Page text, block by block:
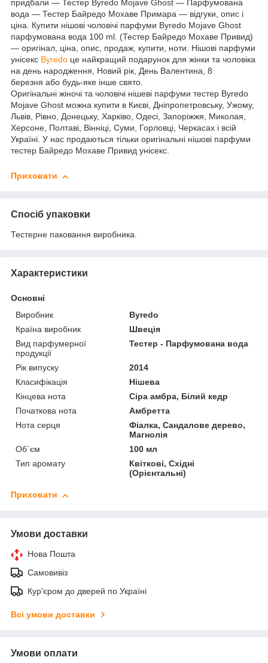
придбали — Тестер Byredo Mojave Ghost ― Парфумована
вода — Тестер Байредо Мохаве Примара — відгуки, опис і
ціна. Купити нішові чоловічі парфуми Byredo Mojave Ghost
парфумована вода 100 ml. (Тестер Байредо Мохаве Привид)
— оригінал, ціна, опис, продаж, купити, ноти. Нішові парфуми
унісекс Byredo це найкращий подарунок для жінки та чоловіка
на день народження, Новий рік, День Валентина, 8
березня або будь-яке інше свято.
Оригінальні жіночі та чоловічі нішеві парфуми тестер Byredo
Mojave Ghost можна купити в Києві, Дніпропетровську, Ужому,
Львів, Рівно, Донецьку, Харківо, Одесі, Запоріжжя, Миколая,
Херсоне, Полтаві, Вінніці, Суми, Горловці, Черкасах і всій
Україні. У нас продаються тільки оригінальні нішові парфуми
тестер Байредо Мохаве Привид унісекс.
Приховати
Спосіб упаковки
Тестерне паковання виробника.
Характеристики
Основні
Виробник
Byredo
Країна виробник
Швеція
Вид парфумерної
продукції
Тестер - Парфумована вода
Рік випуску
2014
Класифікація
Нішева
Кінцева нота
Сіра амбра, Білий кедр
Початкова нота
Амбретта
Нота серця
Фіалка, Сандалове дерево,
Магнолія
Об`єм
100 мл
Тип аромату
Квіткові, Східні
(Орієнтальні)
Приховати
Умови доставки
Нова Пошта
Самовивіз
Кур'єром до дверей по Україні
Всі умови доставки
Умови оплати